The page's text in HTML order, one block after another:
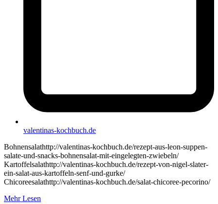
valentinas-kochbuch.de
Bohnensalathttp://valentinas-kochbuch.de/rezept-aus-leon-suppen-
salate-und-snacks-bohnensalat-mit-eingelegten-zwiebeln/
Kartoffelsalathttp://valentinas-kochbuch.de/rezept-von-nigel-slater-
ein-salat-aus-kartoffeln-senf-und-gurke/
Chicoreesalathttp://valentinas-kochbuch.de/salat-chicoree-pecorino/
Mehr Lesen